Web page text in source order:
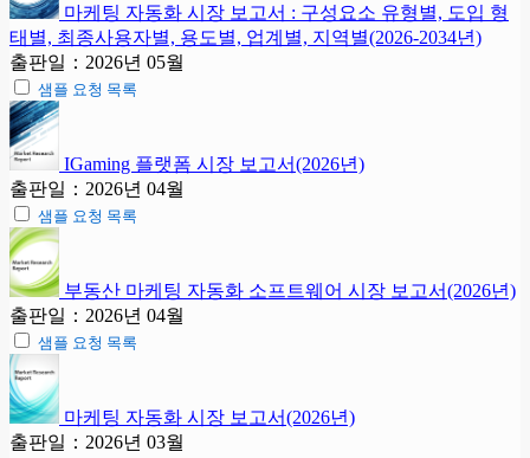
마케팅 자동화 시장 보고서 : 구성요소 유형별, 도입 형
태별, 최종사용자별, 용도별, 업계별, 지역별(2026-2034년)
출판일：2026년 05월
샘플 요청 목록
IGaming 플랫폼 시장 보고서(2026년)
출판일：2026년 04월
샘플 요청 목록
부동산 마케팅 자동화 소프트웨어 시장 보고서(2026년)
출판일：2026년 04월
샘플 요청 목록
마케팅 자동화 시장 보고서(2026년)
출판일：2026년 03월